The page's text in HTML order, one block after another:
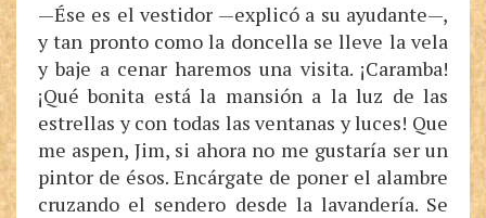
—Ése es el vestidor —explicó a su ayudante—,
y tan pronto como la doncella se lleve la vela
y baje a cenar haremos una visita. ¡Caramba!
¡Qué bonita está la mansión a la luz de las
estrellas y con todas las ventanas y luces! Que
me aspen, Jim, si ahora no me gustaría ser un
pintor de ésos. Encárgate de poner el alambre
cruzando el sendero desde la lavandería. Se